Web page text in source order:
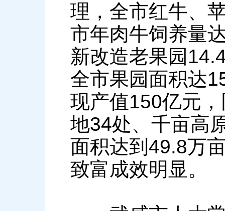
理，全市红牛、
市年肉牛饲养量
新改造老果园
全市果园面积达
现产值150亿元
地34处、千亩高
面积达到49.8万
致富成效明显。